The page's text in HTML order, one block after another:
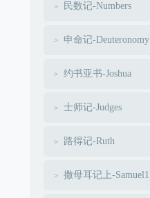
民数记-Numbers
申命记-Deuteronomy
约书亚书-Joshua
士师记-Judges
路得记-Ruth
撒母耳记上-Samuel1